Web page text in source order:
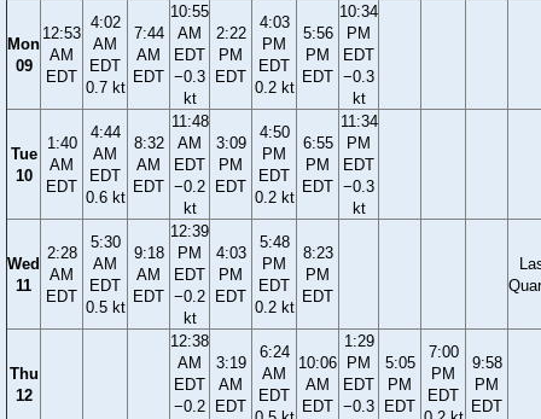
Mon
09
12:53
AM
EDT
4:02
AM
EDT
0.7 kt
7:44
AM
EDT
10:55
AM
EDT
−0.3
kt
2:22
PM
EDT
4:03
PM
EDT
0.2 kt
5:56
PM
EDT
10:34
PM
EDT
−0.3
kt
Tue
10
1:40
AM
EDT
4:44
AM
EDT
0.6 kt
8:32
AM
EDT
11:48
AM
EDT
−0.2
kt
3:09
PM
EDT
4:50
PM
EDT
0.2 kt
6:55
PM
EDT
11:34
PM
EDT
−0.3
kt
Wed
11
2:28
AM
EDT
5:30
AM
EDT
0.5 kt
9:18
AM
EDT
12:39
PM
EDT
−0.2
kt
4:03
PM
EDT
5:48
PM
EDT
0.2 kt
8:23
PM
EDT
Thu
12
12:38
AM
EDT
−0.2
3:19
AM
EDT
6:24
AM
EDT
10:06
AM
EDT
1:29
PM
EDT
−0.3
5:05
PM
EDT
7:00
PM
EDT
9:58
PM
EDT